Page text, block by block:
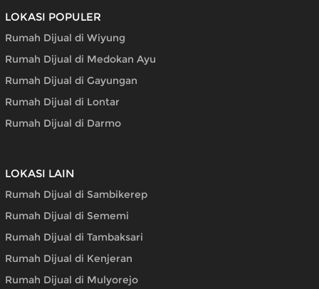
LOKASI POPULER
Rumah Dijual di Wiyung
Rumah Dijual di Medokan Ayu
Rumah Dijual di Gayungan
Rumah Dijual di Lontar
Rumah Dijual di Darmo
LOKASI LAIN
Rumah Dijual di Sambikerep
Rumah Dijual di Sememi
Rumah Dijual di Tambaksari
Rumah Dijual di Kenjeran
Rumah Dijual di Mulyorejo